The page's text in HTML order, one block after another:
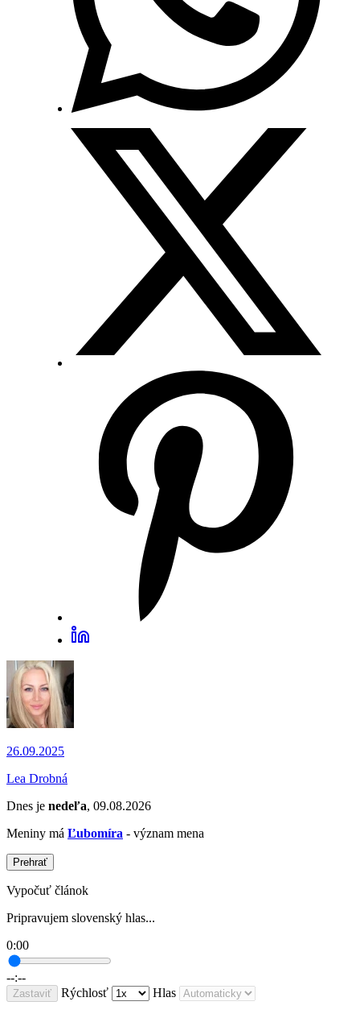
26.09.2025
Lea Drobná
Dnes je nedeľa, 09.08.2026
Meniny má Ľubomíra - význam mena
Prehrať
Vypočuť článok
Pripravujem slovenský hlas...
0:00
--:--
Zastaviť Rýchlosť Hlas